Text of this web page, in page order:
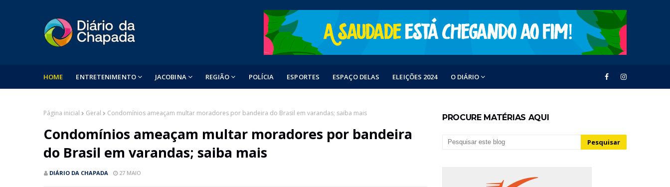
HOME ENTRETENIMENTO JACOBINA REGIÃO POLÍCIA ESPORTES ESPAÇO DELAS ELEIÇÕES 2024 O DIÁRIO
Página inicial Geral Condomínios ameaçam multar moradores por bandeira do Brasil em varandas; saiba mais
Condomínios ameaçam multar moradores por bandeira
do Brasil em varandas; saiba mais
DIÁRIO DA CHAPADA 27 MAIO
PROCURE MATÉRIAS AQUI